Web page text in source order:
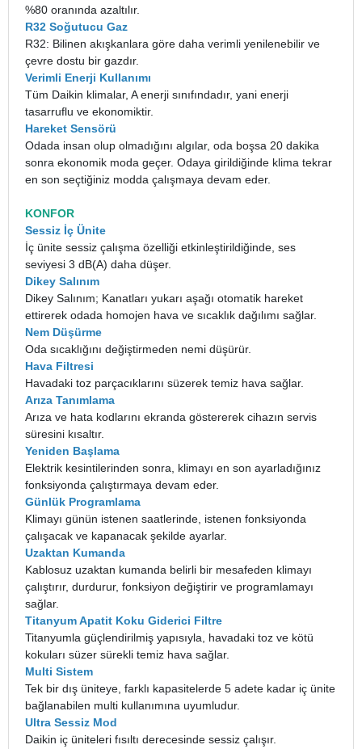
%80 oranında azaltılır.
R32 Soğutucu Gaz
R32: Bilinen akışkanlara göre daha verimli yenilenebilir ve
çevre dostu bir gazdır.
Verimli Enerji Kullanımı
Tüm Daikin klimalar, A enerji sınıfındadır, yani enerji
tasarruflu ve ekonomiktir.
Hareket Sensörü
Odada insan olup olmadığını algılar, oda boşsa 20 dakika
sonra ekonomik moda geçer. Odaya girildiğinde klima tekrar
en son seçtiğiniz modda çalışmaya devam eder.
KONFOR
Sessiz İç Ünite
İç ünite sessiz çalışma özelliği etkinleştirildiğinde, ses
seviyesi 3 dB(A) daha düşer.
Dikey Salınım
Dikey Salınım; Kanatları yukarı aşağı otomatik hareket
ettirerek odada homojen hava ve sıcaklık dağılımı sağlar.
Nem Düşürme
Oda sıcaklığını değiştirmeden nemi düşürür.
Hava Filtresi
Havadaki toz parçacıklarını süzerek temiz hava sağlar.
Arıza Tanımlama
Arıza ve hata kodlarını ekranda göstererek cihazın servis
süresini kısaltır.
Yeniden Başlama
Elektrik kesintilerinden sonra, klimayı en son ayarladığınız
fonksiyonda çalıştırmaya devam eder.
Günlük Programlama
Klimayı günün istenen saatlerinde, istenen fonksiyonda
çalışacak ve kapanacak şekilde ayarlar.
Uzaktan Kumanda
Kablosuz uzaktan kumanda belirli bir mesafeden klimayı
çalıştırır, durdurur, fonksiyon değiştirir ve programlamayı
sağlar.
Titanyum Apatit Koku Giderici Filtre
Titanyumla güçlendirilmiş yapısıyla, havadaki toz ve kötü
kokuları süzer sürekli temiz hava sağlar.
Multi Sistem
Tek bir dış üniteye, farklı kapasitelerde 5 adete kadar iç ünite
bağlanabilen multi kullanımına uyumludur.
Ultra Sessiz Mod
Daikin iç üniteleri fısıltı derecesinde sessiz çalışır.